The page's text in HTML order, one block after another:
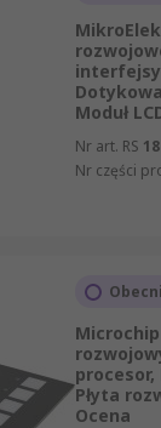
interfejsy
Moduł
Nr art. RS
Nr części
Płyta
Ocena